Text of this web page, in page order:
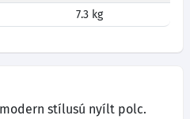
7.3 kg
stílusú nyílt polc.